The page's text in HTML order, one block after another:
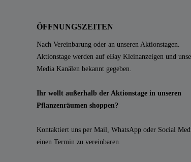
ÖFFNUNGSZEITEN
Nach Vereinbarung oder an unseren Aktionstagen.
Aktionstage werden auf eBay Kleinanzeigen und
Media Kanälen bekannt gegeben.
Ihr wollt außerhalb der Aktionstage in unseren
Pflanzenräumen shoppen?
Kontaktiert uns per Mail, WhatsApp oder Social
einen Termin zu vereinbaren.